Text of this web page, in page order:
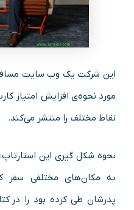
این شرکت یک وب‌ سایت
مورد نحوه‌ی افزایش امتیاز
نقاط مختلف را منتشر می‌کند.
نحوه شکل‌ گیری این
به مکان‌های مختلفی سفر
پدرشان طی کرده بود را در